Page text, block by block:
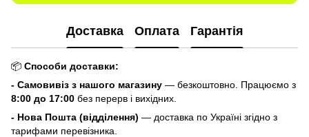
Доставка Оплата Гарантія
📦 Способи доставки:
- Самовивіз з нашого магазину — безкоштовно. Працюємо з
8:00 до 17:00 без перерв і вихідних.
- Нова Пошта (відділення) — доставка по Україні згідно з
тарифами перевізника.